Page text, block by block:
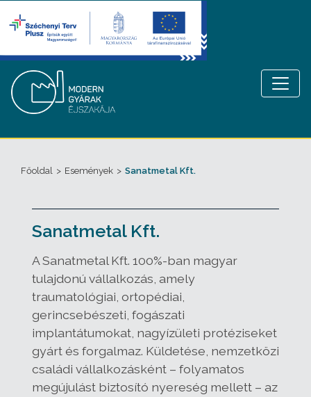
Főoldal > Események > Sanatmetal Kft.
Sanatmetal Kft.
A Sanatmetal Kft. 100%-ban magyar
tulajdonú vállalkozás, amely
traumatológiai, ortopédiai,
gerincsebészeti, fogászati
implantátumokat, nagyízületi protéziseket
gyárt és forgalmaz. Küldetése, nemzetközi
családi vállalkozásként – folyamatos
megújulást biztosító nyereség mellett – az